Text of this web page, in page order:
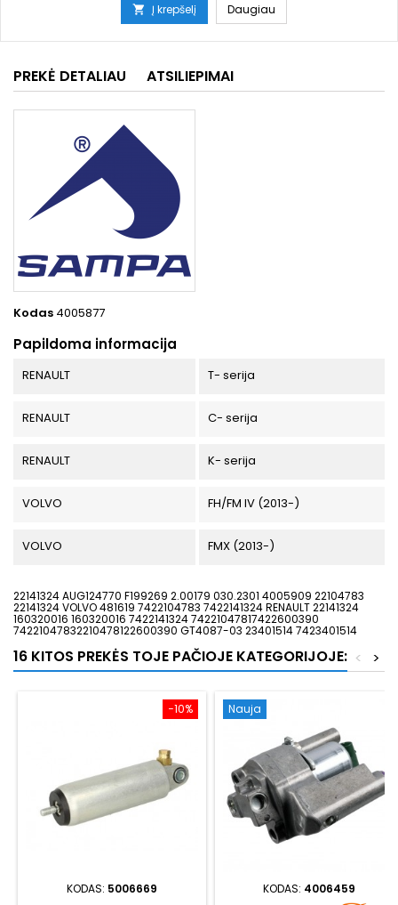
 Į krepšelį Daugiau
PREKĖ DETALIAU ATSILIEPIMAI
Kodas 4005877
Papildoma informacija
RENAULT T- serija
RENAULT C- serija
RENAULT K- serija
VOLVO FH/FM IV (2013-)
VOLVO FMX (2013-)
22141324 AUG124770 F199269 2.00179 030.2301 4005909 22104783
22141324 VOLVO 481619 7422104783 7422141324 RENAULT 22141324
160320016 160320016 7422141324 74221047817422600390
74221047832210478122600390 GT4087-03 23401514 7423401514
16 KITOS PREKĖS TOJE PAČIOJE KATEGORIJOJE: >
<
−10%
KODAS: 5006669
Nauja
KODAS: 4006459